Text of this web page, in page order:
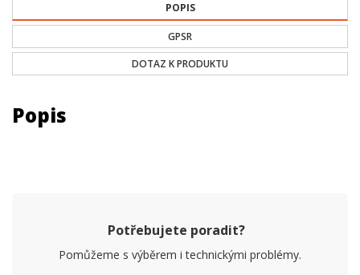
POPIS
GPSR
DOTAZ K PRODUKTU
Popis
Potřebujete poradit?
Pomůžeme s výběrem i technickými problémy.